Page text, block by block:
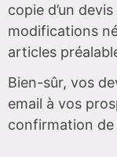
copie d’un
modifications
articles
Bien-sûr, vos
email à vos
confirmation de